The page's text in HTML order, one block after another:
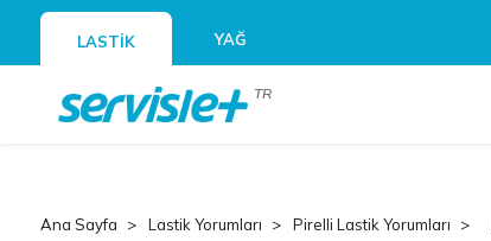
LASTİK YAĞ
TR
Ana Sayfa Lastik Yorumları Pirelli Lastik Yorumları